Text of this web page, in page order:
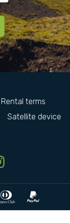
Rental terms
Satellite device